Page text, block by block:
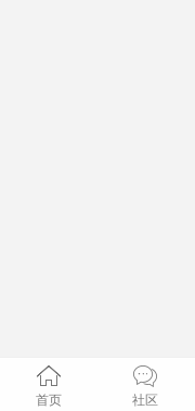

首页

社区